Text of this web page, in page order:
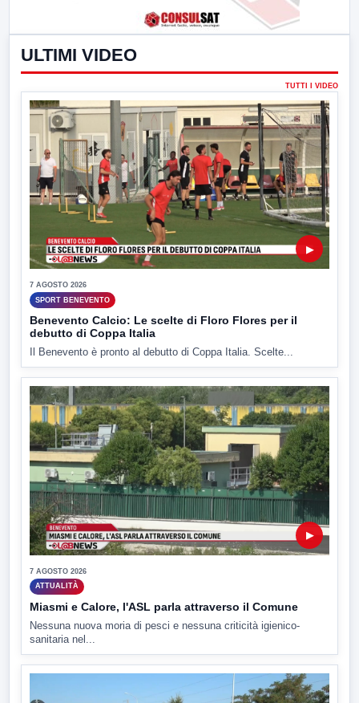
ULTIMI VIDEO
TUTTI I VIDEO
▶
7 AGOSTO 2026
SPORT BENEVENTO
Benevento Calcio: Le scelte di Floro Flores per il
debutto di Coppa Italia
Il Benevento è pronto al debutto di Coppa Italia. Scelte...
▶
7 AGOSTO 2026
ATTUALITÀ
Miasmi e Calore, l'ASL parla attraverso il Comune
Nessuna nuova moria di pesci e nessuna criticità igienico-
sanitaria nel...